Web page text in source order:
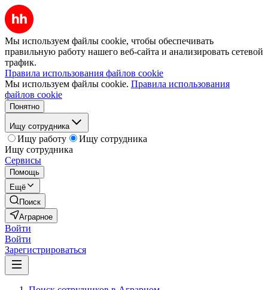
Мы используем файлы cookie, чтобы обеспечивать
правильную работу нашего веб-сайта и анализировать сетевой
трафик.
Правила использования файлов cookie
Мы используем файлы cookie. Правила использования
файлов cookie
Понятно
Ищу сотрудника
Ищу работу
Ищу сотрудника
Ищу сотрудника
Сервисы
Помощь
Ещё
Поиск
Аграрное
Войти
Войти
Зарегистрироваться